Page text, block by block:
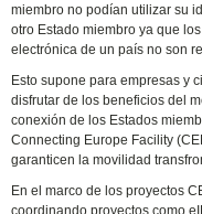
miembro no podían utilizar su
otro Estado miembro ya que
electrónica de un país no son
Esto supone para empresas y
disfrutar de los beneficios del
conexión de los Estados
Connecting Europe Facility
garanticen la movilidad
En el marco de los proyectos